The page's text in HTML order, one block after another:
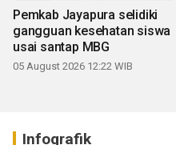
Pemkab Jayapura selidiki
gangguan kesehatan siswa
usai santap MBG
05 August 2026 12:22 WIB
Infografik